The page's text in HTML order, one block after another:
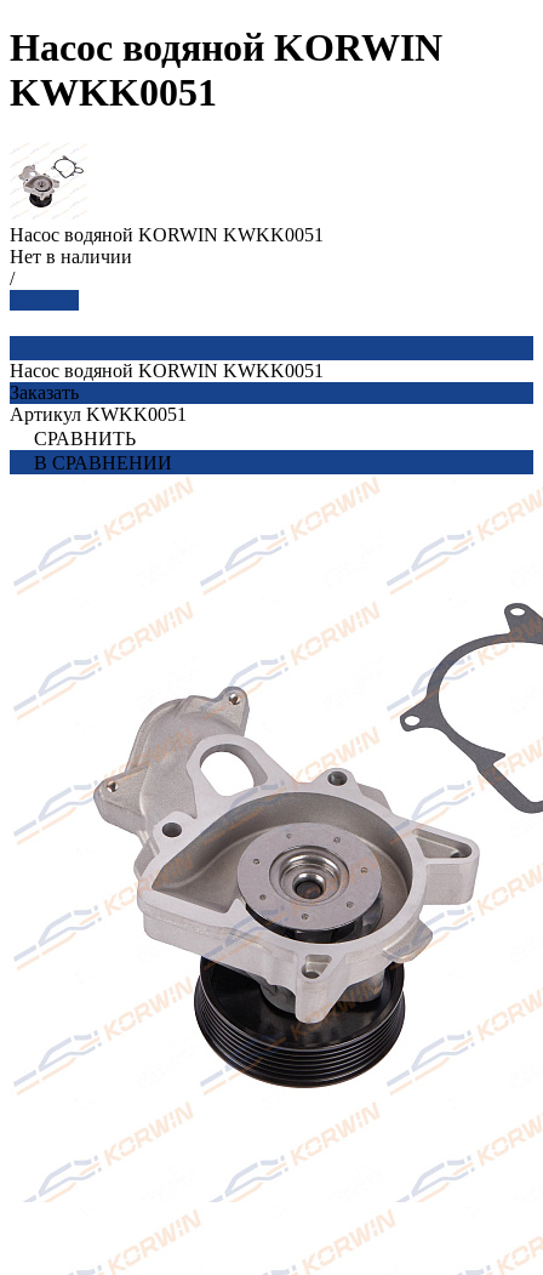
Насос водяной KORWIN
KWKK0051
Насос водяной KORWIN KWKK0051
Нет в наличии
/
Насос водяной KORWIN KWKK0051
Заказать
Артикул KWKK0051
СРАВНИТЬ
В СРАВНЕНИИ